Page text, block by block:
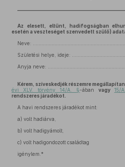
Az elesett, eltűnt, hadifogságban
esetén a veszteséget szenvedett szülő)
Neve:
Születési helye, ideje:
Anyja neve:
Kérem, szíveskedjék részemre
évi XLV. törvény 14/A. §-ában vagy 15/
rendszeres járadékot.
A havi rendszeres járadékot mint:
a) volt hadiárva,
b) volt hadigyámolt,
c) volt hadigondozott családtag
igénylem.*